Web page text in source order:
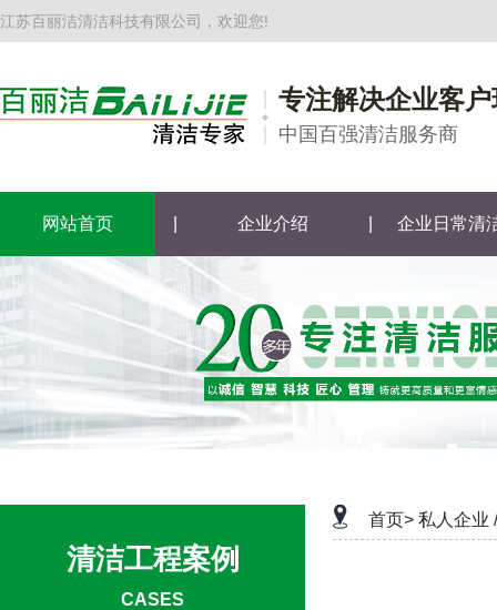
江苏百丽洁清洁科技有限公司，欢迎您!
专注解决企业客
中国百强清洁服务商
网站首页 企业介绍 企业日常清
清洁工程案例
CASES
首页> 私人企业